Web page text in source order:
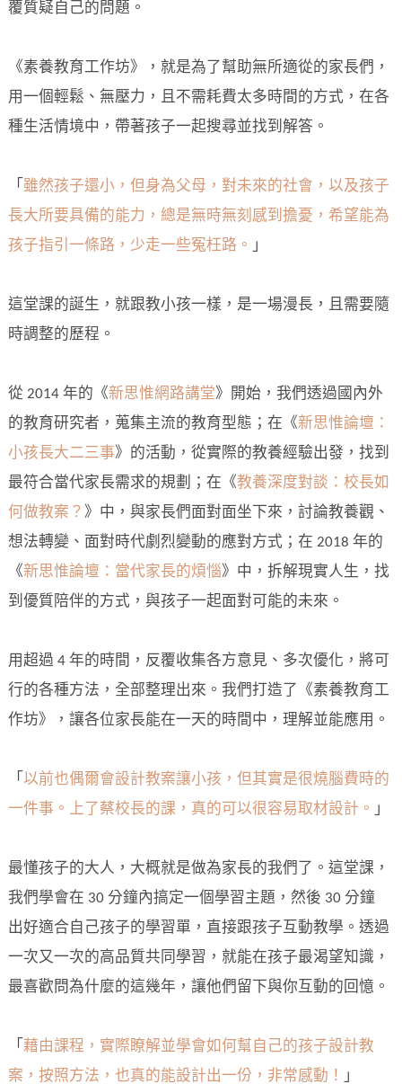
覆質疑自己的問題。
《素養教育工作坊》，就是為了幫助無所適從的家長們，
用一個輕鬆、無壓力，且不需耗費太多時間的方式，在各
種生活情境中，帶著孩子一起搜尋並找到解答。
「 雖然孩子還小，但身為父母，對未來的社會，以及孩子
長大所要具備的能力，總是無時無刻感到擔憂，希望能為
孩子指引一條路，少走一些冤枉路。 」
這堂課的誕生，就跟教小孩一樣，是一場漫長，且需要隨
時調整的歷程。
從 2014 年的《新思惟網路講堂》開始，我們透過國內外
的教育研究者，蒐集主流的教育型態；在《新思惟論壇：
小孩長大二三事》的活動，從實際的教養經驗出發，找到
最符合當代家長需求的規劃；在《教養深度對談：校長如
何做教案？ 》中，與家長們面對面坐下來，討論教養觀、
想法轉變、面對時代劇烈變動的應對方式；在 2018 年的
《新思惟論壇：當代家長的煩惱》中，拆解現實人生，找
到優質陪伴的方式，與孩子一起面對可能的未來。
用超過 4 年的時間，反覆收集各方意見、多次優化，將可
行的各種方法，全部整理出來。我們打造了《素養教育工
作坊》，讓各位家長能在一天的時間中，理解並能應用。
「 以前也偶爾會設計教案讓小孩，但其實是很燒腦費時的
一件事。上了蔡校長的課，真的可以很容易取材設計。 」
最懂孩子的大人，大概就是做為家長的我們了。這堂課，
我們學會在 30 分鐘內搞定一個學習主題，然後 30 分鐘
出好適合自己孩子的學習單，直接跟孩子互動教學。透過
一次又一次的高品質共同學習，就能在孩子最渴望知識，
最喜歡問為什麼的這幾年，讓他們留下與你互動的回憶。
「 藉由課程，實際瞭解並學會如何幫自己的孩子設計教
案，按照方法，也真的能設計出一份，非常感動！
」